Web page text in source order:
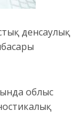
денсаулық
облыс